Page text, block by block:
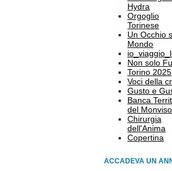
Hydra
Orgoglio
Torinese
Un Occhio
Mondo
Non solo
Torino 2025
Voci della
Gusto e
Banca
del Monviso
Chirurgia
dell'Anima
Copertina
ACCADEVA UN